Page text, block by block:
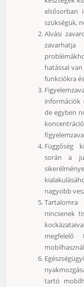
elsősorban
szükségük,
Alvási
hatással
funkciókra
információk
de egyben
Függőség
során a
nagyobb
nincsenek
tartó